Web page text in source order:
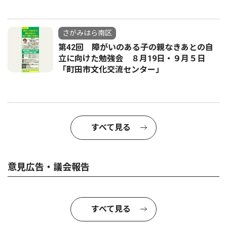
さがみはら南区
第42回 障がいのある子の親なきあとの自
立に向けた勉強会 ８月19日・９月５日
「町田市文化交流センター」
すべて見る
意見広告・議会報告
すべて見る